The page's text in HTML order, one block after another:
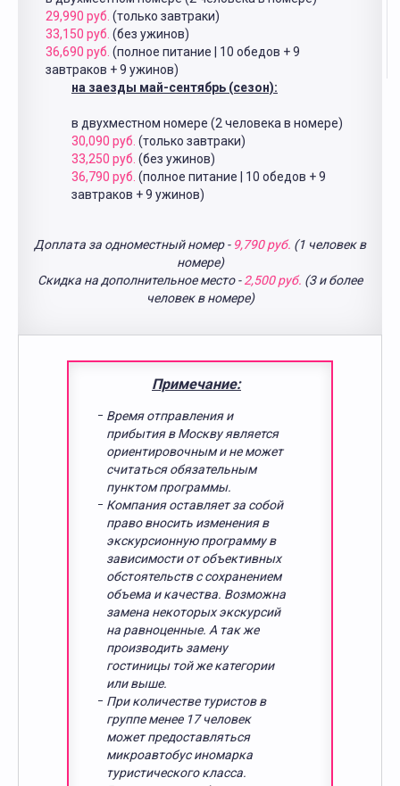
29,990 руб. (только завтраки)
33,150 руб. (без ужинов)
36,690 руб. (полное питание | 10 обедов + 9
завтраков + 9 ужинов)
на заезды май-сентябрь (сезон):
в двухместном номере (2 человека в номере)
30,090 руб. (только завтраки)
33,250 руб. (без ужинов)
36,790 руб. (полное питание | 10 обедов + 9
завтраков + 9 ужинов)
Доплата за одноместный номер - 9,790 руб. (1 человек в
номере)
Скидка на дополнительное место -2,500 руб. (3 и более
человек в номере)
Примечание:
Время отправления и
прибытия в Москву является
ориентировочным и не может
считаться обязательным
пунктом программы.
Компания оставляет за собой
право вносить изменения в
экскурсионную программу в
зависимости от объективных
обстоятельств с сохранением
объема и качества. Возможна
замена некоторых экскурсий
на равноценные. А так же
производить замену
гостиницы той же категории
или выше.
При количестве туристов в
группе менее 17 человек
может предоставляться
микроавтобус иномарка
туристического класса.